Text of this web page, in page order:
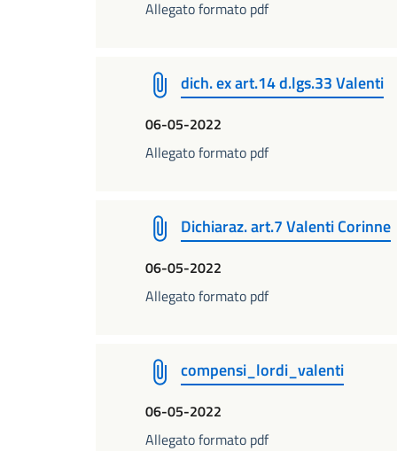
Allegato formato pdf
dich. ex art.14 d.lgs.33 Valenti
06-05-2022
Allegato formato pdf
Dichiaraz. art.7 Valenti Corinne
06-05-2022
Allegato formato pdf
compensi_lordi_valenti
06-05-2022
Allegato formato pdf